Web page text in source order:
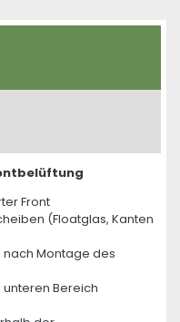
Front
(Floatglas, Kanten
Montage des
Bereich